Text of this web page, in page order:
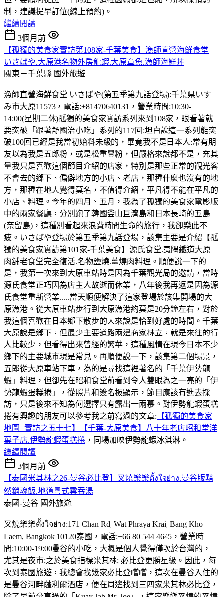
制，建議提早訂位(線上預約)。
繼續閱讀
3個月前
【孤獨的美食家實訪第108家-千葉美食】漁師直營海鮮食堂
いさばや.大原港名物外房龍蝦.大原章魚.漁師海鮮丼
關東－千葉縣 國外旅遊
漁師直營海鮮食堂 いさばや(第五季第九話登場):千葉県いす
み市大原11573，電話:+81470640131，營業時間:10:30-
14:00(星期二休)孤獨的美食家實訪系列來到108家，眼看著就
要突破「跟著舒國治小吃」系列的117回:坦白說這一系列能突
破100回已經是我當初始料未級的，畢竟我不是日本人:常有朋
友以為我是五郎粉，或是松重豐粉，但嚴格來說都不是，充其
量我只是喜歡這個節目介紹的店家，特別是那些正常的觀光客
不會去的鄉下、偏僻地方的小店、老店，那種什麼也沒有的地
方，那種在地人覺得莫名，不值得介紹，平凡得不能在平凡的
小店、料理。今年的四月、五月，我為了孤獨的美食家電影版
中的兩家餐廳，分別跑了韓國釜山巨濟島和日本長崎的五島
(奈留島)，這種別看起來浪費時間生命的旅行，我卻樂此不
疲。いさばや登場於第五季第九話登場，該集主要是介紹【孤
獨的美食家實訪第101家-千葉美食】源氏食堂.夷隅鐵道大原
肉舖老食堂完全復活.名物鹽燒.薑燒肉料理。順便說一下的
是，我第一次來到大原車站時是因為千葉觀光局的邀請，當時
源氏食堂正巧因為店主人故逝而休業，八年後我再返是因為源
氏食堂重新營業.....當天順便解決了這家登場於該集開場的大
原漁港。從大原車站步行到大原漁港約莫是20分鐘左右，對於
我這個喜歡在日本鄉下散步的人來說是恰到好處的時間。千葉
大原說是鄉下，但最少主要道路兩邊商家林立，就是來往的行
人比較少，但看得出來曾經的繁華，這種風情在現今日本不少
鄉下的主要城市現是常見。再順便說一下，該集第二個場景，
五郎從大原車站下車，為的是尋找這裡著名的「千葉伊勢龍
蝦」料理，但卻先在昭和食堂前看到令人雙眼為之一亮的「伊
勢龍蝦蛋糕捲」，從照片和簽名板顯示，節目應該有進去採
訪，只是後來不知為何選擇只有露出一兩慕。對伊勢龍蝦蛋糕
捲有興趣的朋友可以參考我之前寫過的文章: 【孤獨的美食家
地圖+實訪之五十七】【千葉-大原美食】八十年老店昭和堂洋
菓子店.伊勢龍蝦蛋糕捲 ，同場加映伊勢龍蝦冰淇淋。
繼續閱讀
3個月前
【泰國米其林之26-曼谷必比登】叉燒樂樂ตั้งใจย่าง.曼谷版黯
然銷魂飯.地道粵式雲吞湯
泰國-曼谷 國外旅遊
叉燒樂樂ตั้งใจย่าง:171 Chan Rd, Wat Phraya Krai, Bang Kho
Laem, Bangkok 10120泰國，電話:+66 80 544 4645，營業時
間:10:00-19:00曼谷的小吃，大概是個人覺得僅次於台灣的，
尤其是夜市;之於美食指標米其林; 必比登更勝星級。因此，每
次到泰國旅遊，我總會找幾家必比登嚐嚐，這次在曼谷入住的
是曼谷河畔薩利爾酒店，便在周邊找到三四家米其林必比登，